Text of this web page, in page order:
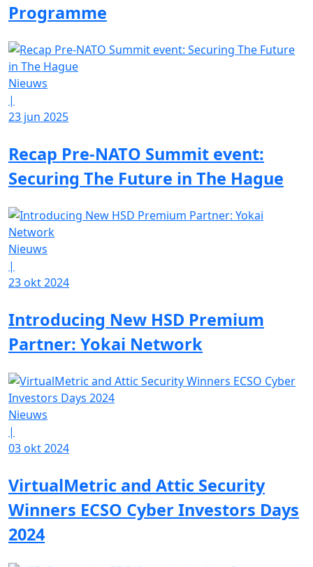
Programme
Nieuws
|
23 jun 2025
Recap Pre-NATO Summit event:
Securing The Future in The Hague
Nieuws
|
23 okt 2024
Introducing New HSD Premium
Partner: Yokai Network
Nieuws
|
03 okt 2024
VirtualMetric and Attic Security
Winners ECSO Cyber Investors Days
2024